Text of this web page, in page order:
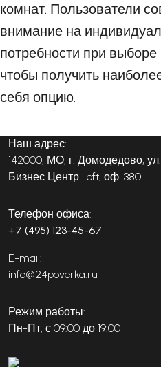
комнат. Пользователи
внимание на
потребности при
чтобы получить
себя опцию.
Наш адрес:
142000, МО, г. Домодедово,
Бизнес Центр Loft, оф. 380
Телефон офиса:
+7 (495) 123-45-67
E-mail:
info@24poverka.ru
Режим работы:
Пн-Пт, с 09:00 до 19:00